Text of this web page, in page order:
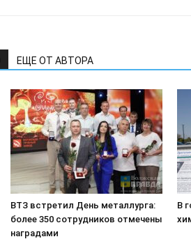
ЕЩЕ ОТ АВТОРА
ВТЗ встретил День металлурга:
более 350 сотрудников отмечены
наградами
В